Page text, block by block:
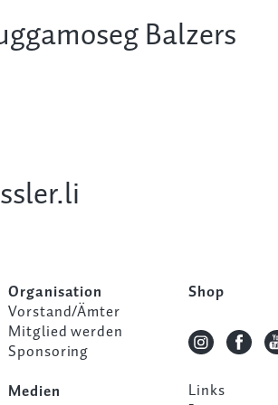
Balzers
Organisation
Vorstand/Ämter
Mitglied werden
Sponsoring
Medien
Shop
Links